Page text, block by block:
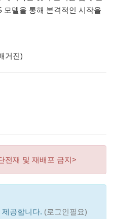
모델을 통해 본격적인 시작을
거진)
전재 및 재배포 금지>
공합니다. (로그인필요)